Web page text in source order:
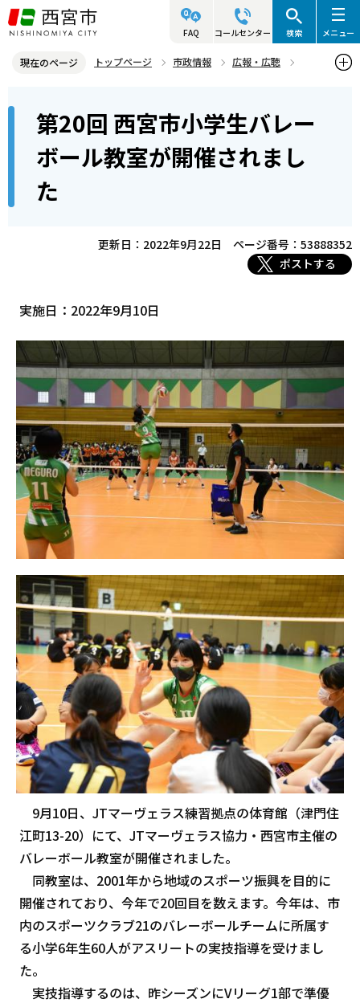
こ
の
ジ
す
FAQ コールセンター 検索 メニュー
現在のページ トップページ 市政情報
広報・広聴
第20回 西宮市小学生バレーボール教室が開催されました
ら
第20回 西宮市小学生バレー
ボール教室が開催されまし
た
更新日：2022年9月22日
ページ番号：53888352
ポストする
実施日：2022年9月10日
9月10日、JTマーヴェラス練習拠点の体育館（津門住
江町13-20）にて、JTマーヴェラス協力・西宮市主催の
バレーボール教室が開催されました。
同教室は、2001年から地域のスポーツ振興を目的に
開催されており、今年で20回目を数えます。今年は、市
内のスポーツクラブ21のバレーボールチームに所属す
る小学6年生60人がアスリートの実技指導を受けまし
た。
実技指導するのは、昨シーズンにVリーグ1部で準優